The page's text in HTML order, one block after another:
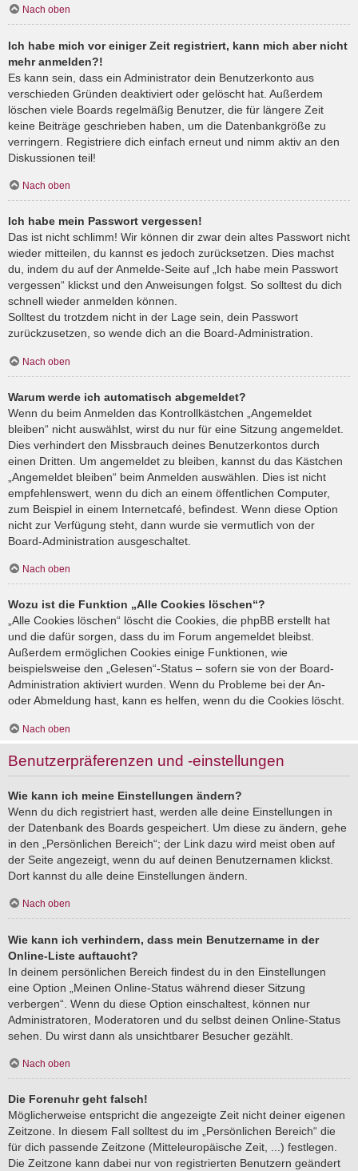
Nach oben
Ich habe mich vor einiger Zeit registriert, kann mich aber nicht
mehr anmelden?!
Es kann sein, dass ein Administrator dein Benutzerkonto aus
verschieden Gründen deaktiviert oder gelöscht hat. Außerdem
löschen viele Boards regelmäßig Benutzer, die für längere Zeit
keine Beiträge geschrieben haben, um die Datenbankgröße zu
verringern. Registriere dich einfach erneut und nimm aktiv an den
Diskussionen teil!
Nach oben
Ich habe mein Passwort vergessen!
Das ist nicht schlimm! Wir können dir zwar dein altes Passwort nicht
wieder mitteilen, du kannst es jedoch zurücksetzen. Dies machst
du, indem du auf der Anmelde-Seite auf „Ich habe mein Passwort
vergessen“ klickst und den Anweisungen folgst. So solltest du dich
schnell wieder anmelden können.
Solltest du trotzdem nicht in der Lage sein, dein Passwort
zurückzusetzen, so wende dich an die Board-Administration.
Nach oben
Warum werde ich automatisch abgemeldet?
Wenn du beim Anmelden das Kontrollkästchen „Angemeldet
bleiben“ nicht auswählst, wirst du nur für eine Sitzung angemeldet.
Dies verhindert den Missbrauch deines Benutzerkontos durch
einen Dritten. Um angemeldet zu bleiben, kannst du das Kästchen
„Angemeldet bleiben“ beim Anmelden auswählen. Dies ist nicht
empfehlenswert, wenn du dich an einem öffentlichen Computer,
zum Beispiel in einem Internetcafé, befindest. Wenn diese Option
nicht zur Verfügung steht, dann wurde sie vermutlich von der
Board-Administration ausgeschaltet.
Nach oben
Wozu ist die Funktion „Alle Cookies löschen“?
„Alle Cookies löschen“ löscht die Cookies, die phpBB erstellt hat
und die dafür sorgen, dass du im Forum angemeldet bleibst.
Außerdem ermöglichen Cookies einige Funktionen, wie
beispielsweise den „Gelesen“-Status – sofern sie von der Board-
Administration aktiviert wurden. Wenn du Probleme bei der An-
oder Abmeldung hast, kann es helfen, wenn du die Cookies löscht.
Nach oben
Benutzerpräferenzen und -einstellungen
Wie kann ich meine Einstellungen ändern?
Wenn du dich registriert hast, werden alle deine Einstellungen in
der Datenbank des Boards gespeichert. Um diese zu ändern, gehe
in den „Persönlichen Bereich“; der Link dazu wird meist oben auf
der Seite angezeigt, wenn du auf deinen Benutzernamen klickst.
Dort kannst du alle deine Einstellungen ändern.
Nach oben
Wie kann ich verhindern, dass mein Benutzername in der
Online-Liste auftaucht?
In deinem persönlichen Bereich findest du in den Einstellungen
eine Option „Meinen Online-Status während dieser Sitzung
verbergen“. Wenn du diese Option einschaltest, können nur
Administratoren, Moderatoren und du selbst deinen Online-Status
sehen. Du wirst dann als unsichtbarer Besucher gezählt.
Nach oben
Die Forenuhr geht falsch!
Möglicherweise entspricht die angezeigte Zeit nicht deiner eigenen
Zeitzone. In diesem Fall solltest du im „Persönlichen Bereich“ die
für dich passende Zeitzone (Mitteleuropäische Zeit, ...) festlegen.
Die Zeitzone kann dabei nur von registrierten Benutzern geändert